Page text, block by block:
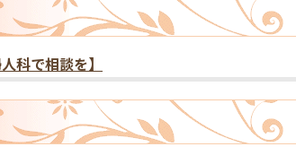
科で相談を】